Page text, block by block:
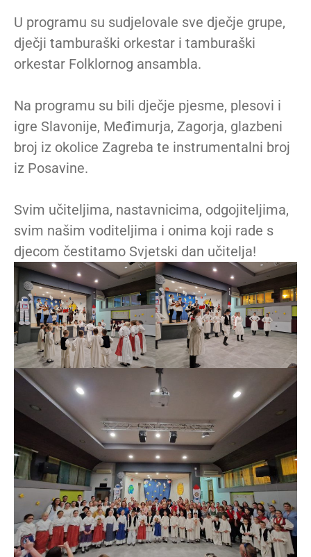
U programu su sudjelovale sve dječje grupe,
dječji tamburaški orkestar i tamburaški
orkestar Folklornog ansambla.
Na programu su bili dječje pjesme, plesovi i
igre Slavonije, Međimurja, Zagorja, glazbeni
broj iz okolice Zagreba te instrumentalni broj
iz Posavine.
Svim učiteljima, nastavnicima, odgojiteljima,
svim našim voditeljima i onima koji rade s
djecom čestitamo Svjetski dan učitelja!